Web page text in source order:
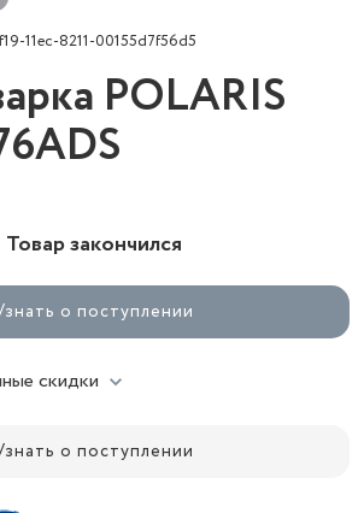
11ec-8211-00155d7f56d5
POLARIS
Товар закончился
о поступлении
скидки
о поступлении